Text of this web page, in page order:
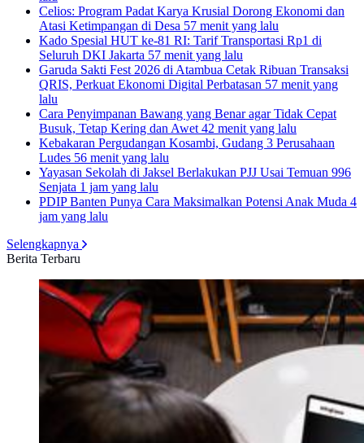
Celios: Program Padat Karya Krusial Dorong Ekonomi dan
Atasi Ketimpangan di Desa 57 menit yang lalu
Kado Spesial HUT ke-81 RI: Tarif Transportasi Rp1 di
Seluruh DKI Jakarta 57 menit yang lalu
Garuda Sakti Fest 2026 di Atambua Cetak Ribuan Transaksi
QRIS, Perkuat Ekonomi Digital Perbatasan 57 menit yang
lalu
Cara Penyimpanan Bawang yang Benar agar Tidak Cepat
Busuk, Tetap Kering dan Awet 42 menit yang lalu
Kebakaran Pergudangan Kosambi, Gudang 3 Perusahaan
Ludes 56 menit yang lalu
Yayasan Sekolah di Jaksel Berlakukan PJJ Usai Temuan 996
Senjata 1 jam yang lalu
PDIP Banten Punya Cara Maksimalkan Potensi Anak Muda 4
jam yang lalu
Selengkapnya
Berita Terbaru